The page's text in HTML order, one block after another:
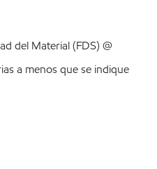
del Material (FDS) @
a menos que se indique